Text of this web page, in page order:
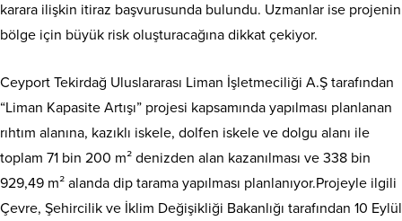
karara ilişkin itiraz başvurusunda bulundu. Uzmanlar ise projenin
bölge için büyük risk oluşturacağına dikkat çekiyor.
Ceyport Tekirdağ Uluslararası Liman İşletmeciliği A.Ş tarafından
“Liman Kapasite Artışı” projesi kapsamında yapılması planlanan
rıhtım alanına, kazıklı iskele, dolfen iskele ve dolgu alanı ile
toplam 71 bin 200 m² denizden alan kazanılması ve 338 bin
929,49 m² alanda dip tarama yapılması planlanıyor.Projeyle ilgili
Çevre, Şehircilik ve İklim Değişikliği Bakanlığı tarafından 10 Eylül